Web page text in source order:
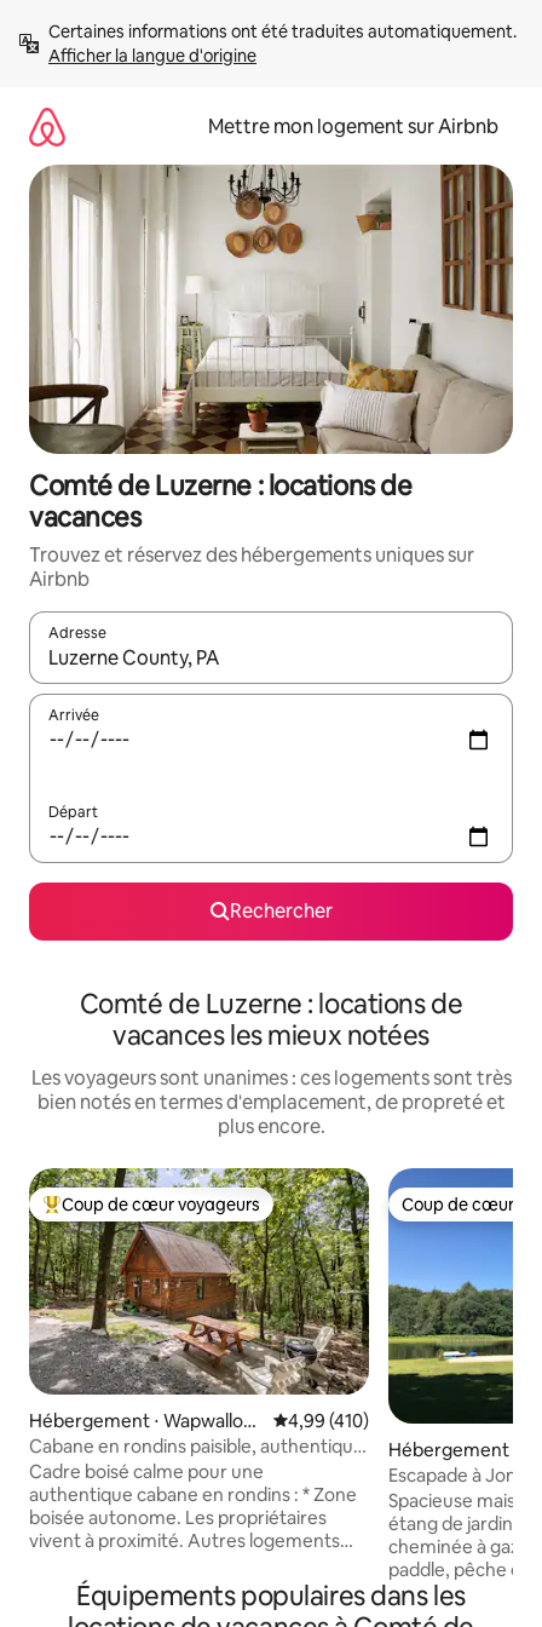
directement
Afficher la langue d'origine
Mettre mon logement sur Airbnb
Comté de Luzerne : locations de
vacances
Trouvez et réservez des hébergements uniques sur
Airbnb
Adresse
Lorsque les résultats s'affichent, utilisez les flèches vers le
Arrivée
Départ
Rechercher
Comté de Luzerne : locations de
vacances les mieux notées
Les voyageurs sont unanimes : ces logements sont très
bien notés en termes d'emplacement, de propreté et
plus encore.
Coups de cœur voyageurs les plus appréciés
Coup de cœur voyageurs
Hébergement ⋅ Wapwallop
en
Évaluation moyenne sur la
4,99 (410)
Cabane en rondins paisible, authentique
et rustique dans la forêt
Cadre boisé calme pour une
authentique cabane en rondins : * Zone
boisée autonome. Les propriétaires
vivent à proximité. Autres logements
campagne de 1/2 mile passe devant les
maisons sur le chemin de la cabane.
Coup de cœur
Coup de cœur
Hébergement ⋅
n
Escapade à
de l'eau, maison
Spacieuse
étang de jardin,
cheminée à gaz
paddle, pêche et
moteur sont les
Grande terrasse
Équipements populaires dans les